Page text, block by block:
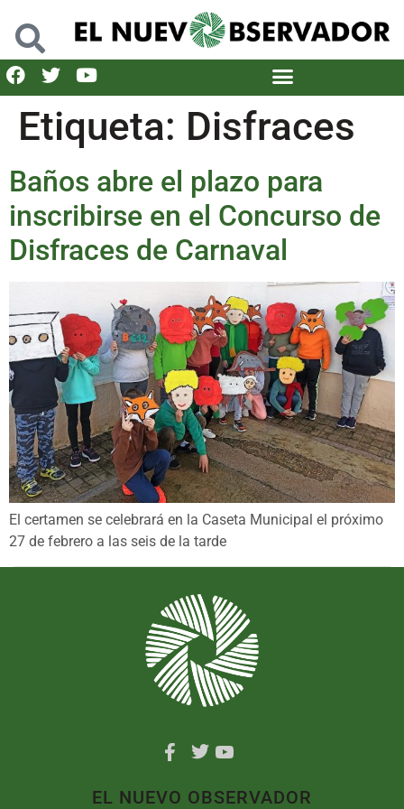
Etiqueta: Disfraces
Baños abre el plazo para
inscribirse en el Concurso de
Disfraces de Carnaval
El certamen se celebrará en la Caseta Municipal el próximo
27 de febrero a las seis de la tarde
EL NUEVO OBSERVADOR